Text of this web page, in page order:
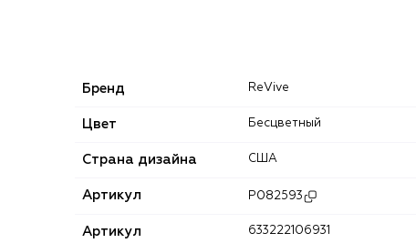
Бренд ReVive
Цвет Бесцветный
Страна дизайна США
Артикул P082593
Артикул
633222106931